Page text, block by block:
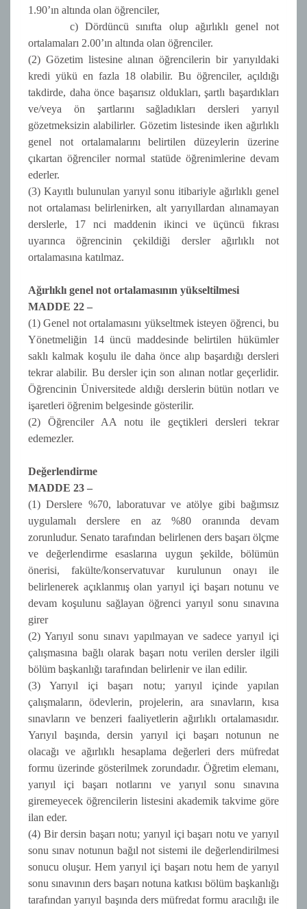
1.90’ın altında olan öğrenciler,
c) Dördüncü sınıfta olup ağırlıklı genel not
ortalamaları 2.00’ın altında olan öğrenciler.
(2) Gözetim listesine alınan öğrencilerin bir yarıyıldaki
kredi yükü en fazla 18 olabilir. Bu öğrenciler, açıldığı
takdirde, daha önce başarısız oldukları, şartlı başardıkları
ve/veya ön şartlarını sağladıkları dersleri yarıyıl
gözetmeksizin alabilirler. Gözetim listesinde iken ağırlıklı
genel not ortalamalarını belirtilen düzeylerin üzerine
çıkartan öğrenciler normal statüde öğrenimlerine devam
ederler.
(3) Kayıtlı bulunulan yarıyıl sonu itibariyle ağırlıklı genel
not ortalaması belirlenirken, alt yarıyıllardan alınamayan
derslerle, 17 nci maddenin ikinci ve üçüncü fıkrası
uyarınca öğrencinin çekildiği dersler ağırlıklı not
ortalamasına katılmaz.
Ağırlıklı genel not ortalamasının yükseltilmesi
MADDE 22 –
(1) Genel not ortalamasını yükseltmek isteyen öğrenci, bu
Yönetmeliğin 14 üncü maddesinde belirtilen hükümler
saklı kalmak koşulu ile daha önce alıp başardığı dersleri
tekrar alabilir. Bu dersler için son alınan notlar geçerlidir.
Öğrencinin Üniversitede aldığı derslerin bütün notları ve
işaretleri öğrenim belgesinde gösterilir.
(2) Öğrenciler AA notu ile geçtikleri dersleri tekrar
edemezler.
Değerlendirme
MADDE 23 –
(1) Derslere %70, laboratuvar ve atölye gibi bağımsız
uygulamalı derslere en az %80 oranında devam
zorunludur. Senato tarafından belirlenen ders başarı ölçme
ve değerlendirme esaslarına uygun şekilde, bölümün
önerisi, fakülte/konservatuvar kurulunun onayı ile
belirlenerek açıklanmış olan yarıyıl içi başarı notunu ve
devam koşulunu sağlayan öğrenci yarıyıl sonu sınavına
girer
(2) Yarıyıl sonu sınavı yapılmayan ve sadece yarıyıl içi
çalışmasına bağlı olarak başarı notu verilen dersler ilgili
bölüm başkanlığı tarafından belirlenir ve ilan edilir.
(3) Yarıyıl içi başarı notu; yarıyıl içinde yapılan
çalışmaların, ödevlerin, projelerin, ara sınavların, kısa
sınavların ve benzeri faaliyetlerin ağırlıklı ortalamasıdır.
Yarıyıl başında, dersin yarıyıl içi başarı notunun ne
olacağı ve ağırlıklı hesaplama değerleri ders müfredat
formu üzerinde gösterilmek zorundadır. Öğretim elemanı,
yarıyıl içi başarı notlarını ve yarıyıl sonu sınavına
giremeyecek öğrencilerin listesini akademik takvime göre
ilan eder.
(4) Bir dersin başarı notu; yarıyıl içi başarı notu ve yarıyıl
sonu sınav notunun bağıl not sistemi ile değerlendirilmesi
sonucu oluşur. Hem yarıyıl içi başarı notu hem de yarıyıl
sonu sınavının ders başarı notuna katkısı bölüm başkanlığı
tarafından yarıyıl başında ders müfredat formu aracılığı ile